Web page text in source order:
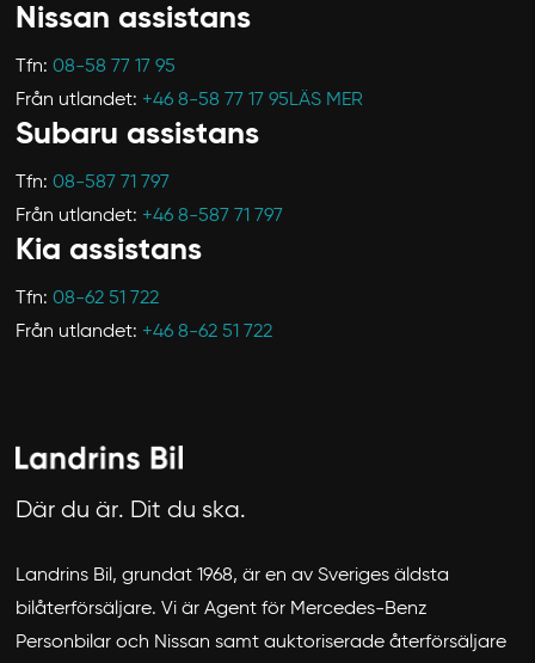
Nissan assistans
Tfn:08-58 77 17 95
Från utlandet: +46 8-58 77 17 95LÄS MER
Subaru assistans
Tfn:08-587 71 797
Från utlandet: +46 8-587 71 797
Kia assistans
Tfn:08-62 51 722
Från utlandet: +46 8-62 51 722
Där du är. Dit du ska.
Landrins Bil, grundat 1968, är en av Sveriges äldsta
bilåterförsäljare. Vi är Agent för Mercedes-Benz
Personbilar och Nissan samt auktoriserade återförsäljare